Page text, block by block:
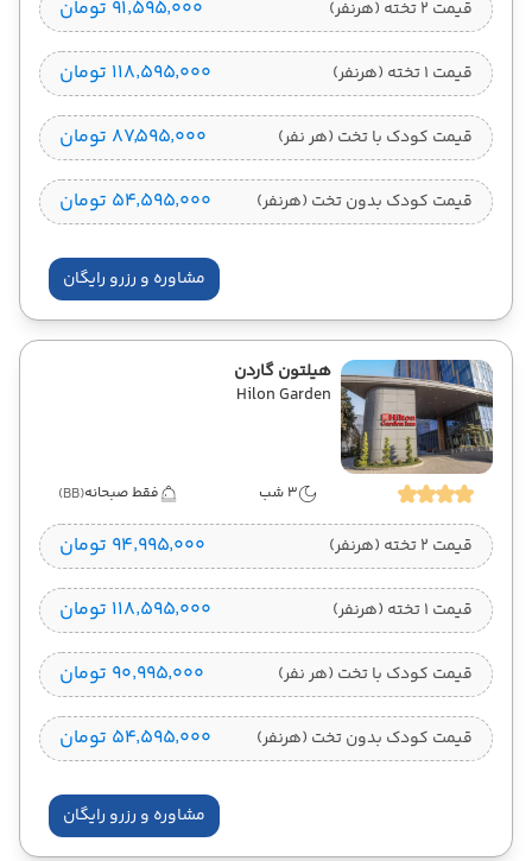
قیمت 2 تخته (هرنفر) ۹۱٬۵۹۵٬۰۰۰ تومان
قیمت 1 تخته (هرنفر) ۱۱۸٬۵۹۵٬۰۰۰ تومان
قیمت کودک با تخت (هر نفر) ۸۷٬۵۹۵٬۰۰۰ تومان
قیمت کودک بدون تخت (هرنفر) ۵۴٬۵۹۵٬۰۰۰ تومان
مشاوره و رزرو رایگان
هیلتون گاردن
Hilon Garden
3 شب فقط صبحانه(BB)
قیمت 2 تخته (هرنفر) ۹۴٬۹۹۵٬۰۰۰ تومان
قیمت 1 تخته (هرنفر) ۱۱۸٬۵۹۵٬۰۰۰ تومان
قیمت کودک با تخت (هر نفر) ۹۰٬۹۹۵٬۰۰۰ تومان
قیمت کودک بدون تخت (هرنفر) ۵۴٬۵۹۵٬۰۰۰ تومان
مشاوره و رزرو رایگان